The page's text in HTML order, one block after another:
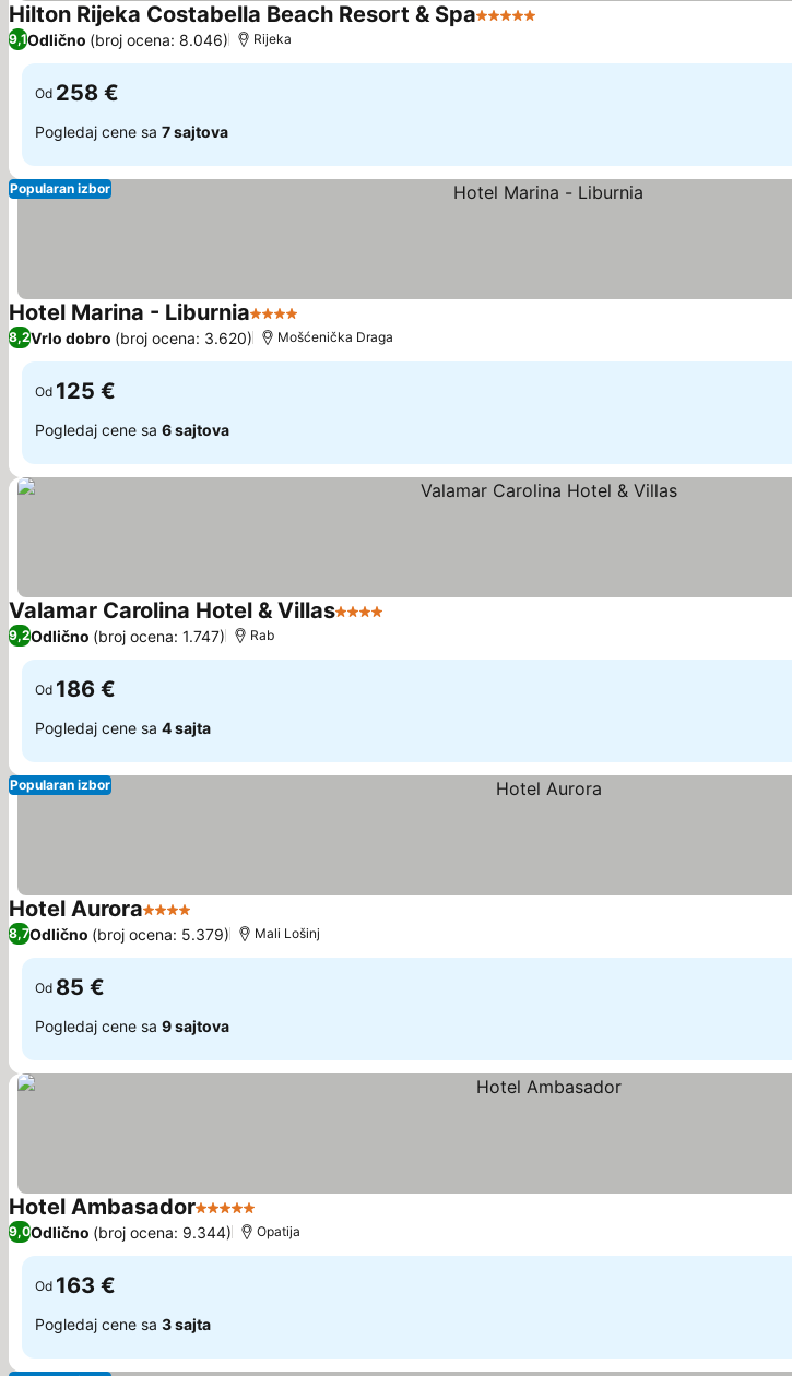
Hilton Rijeka Costabella Beach Resort & Spa5 Zvezdice
9,1Odlično (broj ocena: 8.046) Rijeka
Od 258 €
Pogledaj cene sa 7 sajtova
Popularan izbor
Hotel Marina - Liburnia4 Zvezdice
8,2Vrlo dobro (broj ocena: 3.620) Mošćenička Draga
Od 125 €
Pogledaj cene sa 6 sajtova
Valamar Carolina Hotel & Villas4 Zvezdice
9,2Odlično (broj ocena: 1.747) Rab
Od 186 €
Pogledaj cene sa 4 sajta
Popularan izbor
Hotel Aurora4 Zvezdice
8,7Odlično (broj ocena: 5.379) Mali Lošinj
Od 85 €
Pogledaj cene sa 9 sajtova
Hotel Ambasador5 Zvezdice
9,0Odlično (broj ocena: 9.344) Opatija
Od 163 €
Pogledaj cene sa 3 sajta